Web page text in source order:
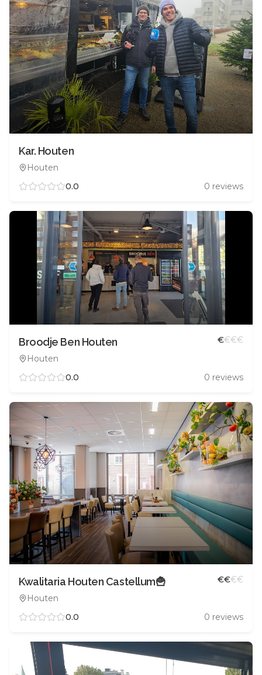
Kar. Houten
Houten
0.0
0 reviews
Broodje Ben Houten
Houten
€€€€
0.0 0 reviews
Kwalitaria Houten Castellum🍟
Houten
€€€€
0.0 0 reviews